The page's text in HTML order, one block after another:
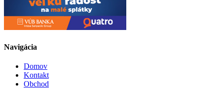
Navigácia
Domov
Kontakt
Obchod